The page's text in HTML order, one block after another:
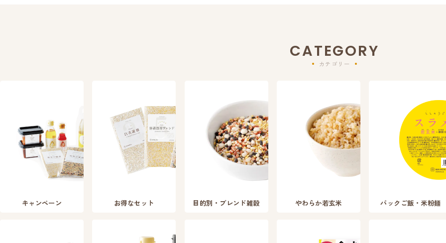
CATEGORY
カテゴリー
キャンペーン お得なセット 目的別・ブレンド雑穀 やわらか若玄米 パックご飯・米粉麺